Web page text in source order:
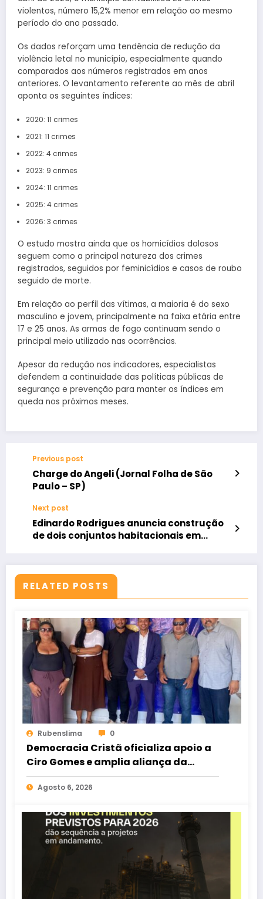
violentos, número 15,2% menor em relação ao mesmo
período do ano passado.
Os dados reforçam uma tendência de redução da
violência letal no município, especialmente quando
comparados aos números registrados em anos
anteriores. O levantamento referente ao mês de abril
aponta os seguintes índices:
2020: 11 crimes
2021: 11 crimes
2022: 4 crimes
2023: 9 crimes
2024: 11 crimes
2025: 4 crimes
2026: 3 crimes
O estudo mostra ainda que os homicídios dolosos
seguem como a principal natureza dos crimes
registrados, seguidos por feminicídios e casos de roubo
seguido de morte.
Em relação ao perfil das vítimas, a maioria é do sexo
masculino e jovem, principalmente na faixa etária entre
17 e 25 anos. As armas de fogo continuam sendo o
principal meio utilizado nas ocorrências.
Apesar da redução nos indicadores, especialistas
defendem a continuidade das políticas públicas de
segurança e prevenção para manter os índices em
queda nos próximos meses.
Previous post
Charge do Angeli (Jornal Folha de São
Paulo – SP)
Next post
Edinardo Rodrigues anuncia construção
de dois conjuntos habitacionais em
RELATED POSTS
Rubenslima 0
Democracia Cristã oficializa apoio a
Ciro Gomes e amplia aliança da
oposição no Ceará
Agosto 6, 2026